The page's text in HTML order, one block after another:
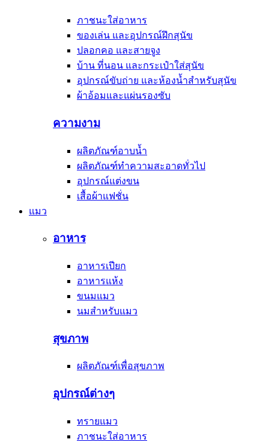
ภาชนะใส่อาหาร
ของเล่น และอุปกรณ์ฝึกสุนัข
ปลอกคอ และสายจูง
บ้าน ที่นอน และกระเป๋าใส่สุนัข
อุปกรณ์ขับถ่าย และห้องน้ำสำหรับสุนัข
ผ้าอ้อมและแผ่นรองซับ
ความงาม
ผลิตภัณฑ์อาบน้ำ
ผลิตภัณฑ์ทำความสะอาดทั่วไป
อุปกรณ์แต่งขน
เสื้อผ้าแฟชั่น
แมว
อาหาร
อาหารเปียก
อาหารแห้ง
ขนมแมว
นมสำหรับแมว
สุขภาพ
ผลิตภัณฑ์เพื่อสุขภาพ
อุปกรณ์ต่างๆ
ทรายแมว
ภาชนะใส่อาหาร